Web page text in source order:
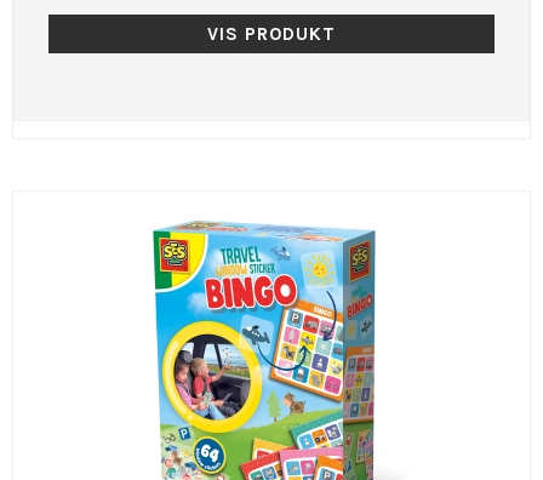
VIS PRODUKT